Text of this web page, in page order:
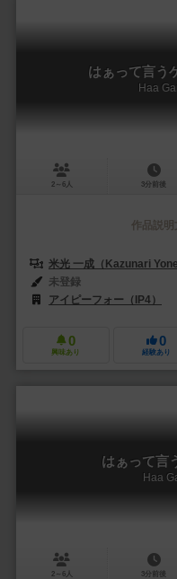
はぁって言う
Haa
2～6人 3分前後
作品説明
米光 一成（Kazunari
未登録
アイピーフォー（IP4）
0
興味あり
0
経験あり
はぁって言
Haa
2～6人 3分前後